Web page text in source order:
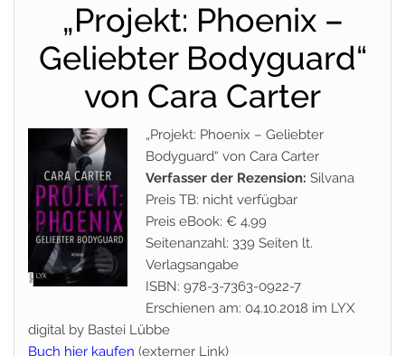
„Projekt: Phoenix –
Geliebter Bodyguard“
von Cara Carter
„Projekt: Phoenix – Geliebter
Bodyguard“ von Cara Carter
Verfasser der Rezension: Silvana
Preis TB: nicht verfügbar
Preis eBook: € 4,99
Seitenanzahl: 339 Seiten lt.
Verlagsangabe
ISBN: 978-3-7363-0922-7
Erschienen am: 04.10.2018 im LYX
digital by Bastei Lübbe
Buch hier kaufen (externer Link)